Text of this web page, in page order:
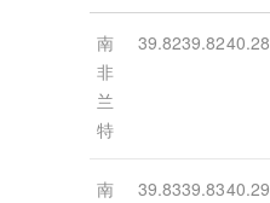
南
非
兰
特
39.8239.8240.28
南
39.8339.8340.29